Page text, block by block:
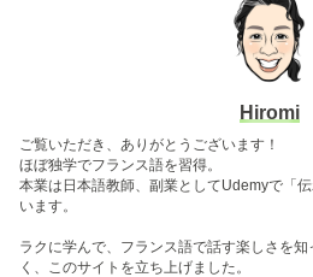
Hiromi
ご覧いただき、ありがとうございます！
ほぼ独学でフランス語を習得。
本業は日本語教師、副業としてUdemyで「
います。
ラクに学んで、フランス語で話す楽しさを
く、このサイトを立ち上げました。